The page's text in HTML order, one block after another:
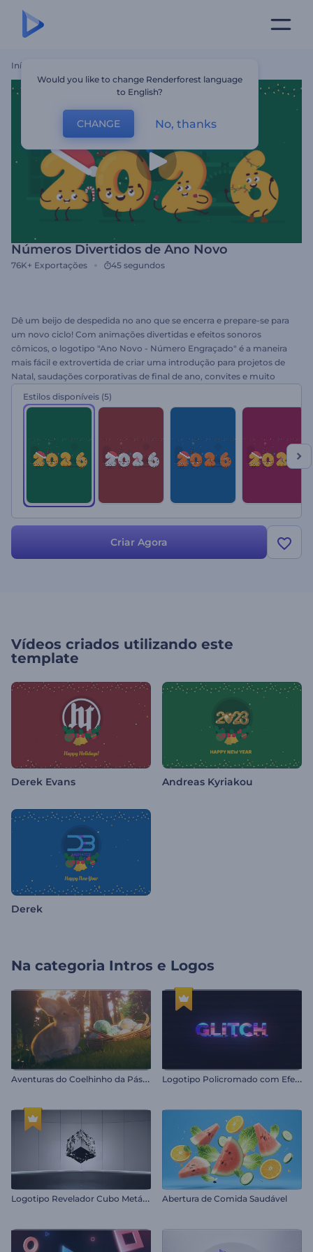
Início
Números Divertidos de Ano Novo
76K+ Exportações 45 segundos
Dê um beijo de despedida no ano que se encerra e prepare-se para
um novo ciclo! Com animações divertidas e efeitos sonoros
cômicos, o logotipo "Ano Novo - Número Engraçado" é a maneira
mais fácil e extrovertida de criar uma introdução para projetos de
Natal, saudações corporativas de final de ano, convites e muito
Estilos disponíveis (5)
Criar Agora
Vídeos criados utilizando este
template
Derek Evans Andreas Kyriakou
Derek
Na categoria Intros e Logos
A
venturas do Coelhinho da Páscoa L
ogotipo Policromado com Efeito Glitch
L
ogotipo Revelador Cubo Metálico Abertura de Comida Saudável
Would you like to change Renderforest language
to English?
CHANGE No, thanks